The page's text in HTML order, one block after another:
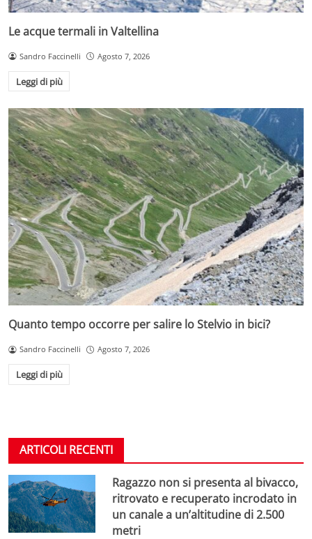
Le acque termali in Valtellina
Sandro Faccinelli Agosto 7, 2026
Leggi di più
Quanto tempo occorre per salire lo Stelvio in bici?
Sandro Faccinelli Agosto 7, 2026
Leggi di più
ARTICOLI RECENTI
Ragazzo non si presenta al bivacco,
ritrovato e recuperato incrodato in
un canale a un’altitudine di 2.500
metri